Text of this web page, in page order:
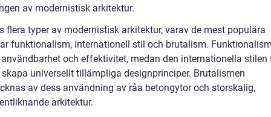
av modernistisk arkitektur.
flera typer av modernistisk arkitektur, varav de mest populära
funktionalism, internationell stil och brutalism.
och effektivitet, medan den internationella stilen
universellt tillämpliga designprinciper. Brutalismen
av dess användning av råa betongytor och storskalig,
arkitektur.